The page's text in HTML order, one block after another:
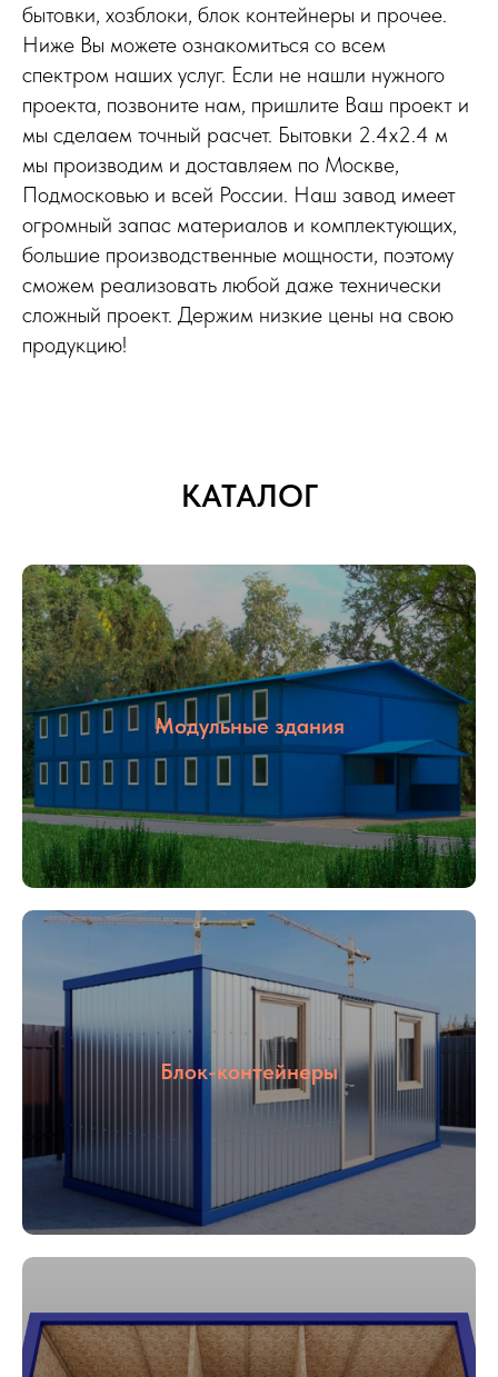
бытовки, хозблоки, блок контейнеры и прочее.
Ниже Вы можете ознакомиться со всем
спектром наших услуг. Если не нашли нужного
проекта, позвоните нам, пришлите Ваш проект и
мы сделаем точный расчет. Бытовки 2.4х2.4 м
мы производим и доставляем по Москве,
Подмосковью и всей России. Наш завод имеет
огромный запас материалов и комплектующих,
большие производственные мощности, поэтому
сможем реализовать любой даже технически
сложный проект. Держим низкие цены на свою
продукцию!
КАТАЛОГ
Модульные здания
Блок-контейнеры